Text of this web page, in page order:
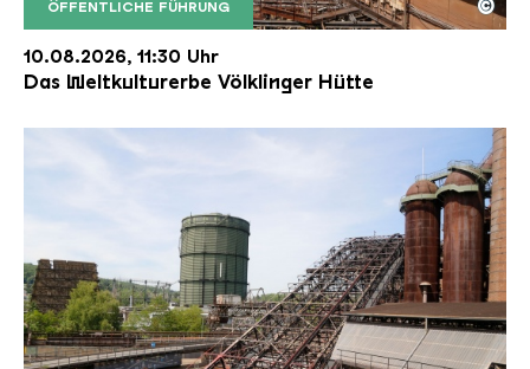
ÖFFENTLICHE FÜHRUNG
Der Erzschrägaufzug der Völklinger Hütte mit
Copyright: Weltkulturerbe Völklinger Hütte | Karl
©
10.08.2026, 11:30 Uhr
Das Weltkulturerbe Völklinger Hütte